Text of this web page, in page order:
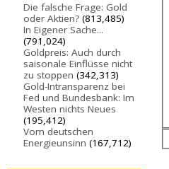
Die falsche Frage: Gold
oder Aktien? (813,485)
In Eigener Sache...
(791,024)
Goldpreis: Auch durch
saisonale Einflüsse nicht
zu stoppen (342,313)
Gold-Intransparenz bei
Fed und Bundesbank: Im
Westen nichts Neues
(195,412)
Vom deutschen
Energieunsinn (167,712)